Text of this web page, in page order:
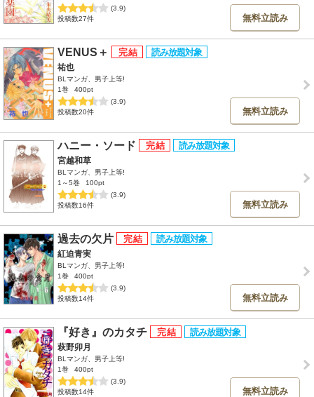
(3.9)
投稿数27件
無料立読み
VENUS＋
祐也
BLマンガ、男子上等!
1巻
400pt
(3.9)
投稿数20件
無料立読み
ハニー・ソード
宮越和草
BLマンガ、男子上等!
1～5巻
100pt
(3.9)
投稿数16件
無料立読み
過去の欠片
紅迫青実
BLマンガ、男子上等!
1巻
400pt
(3.9)
投稿数14件
無料立読み
『好き』のカタチ
萩野卯月
BLマンガ、男子上等!
1巻
400pt
(3.9)
投稿数14件
無料立読み